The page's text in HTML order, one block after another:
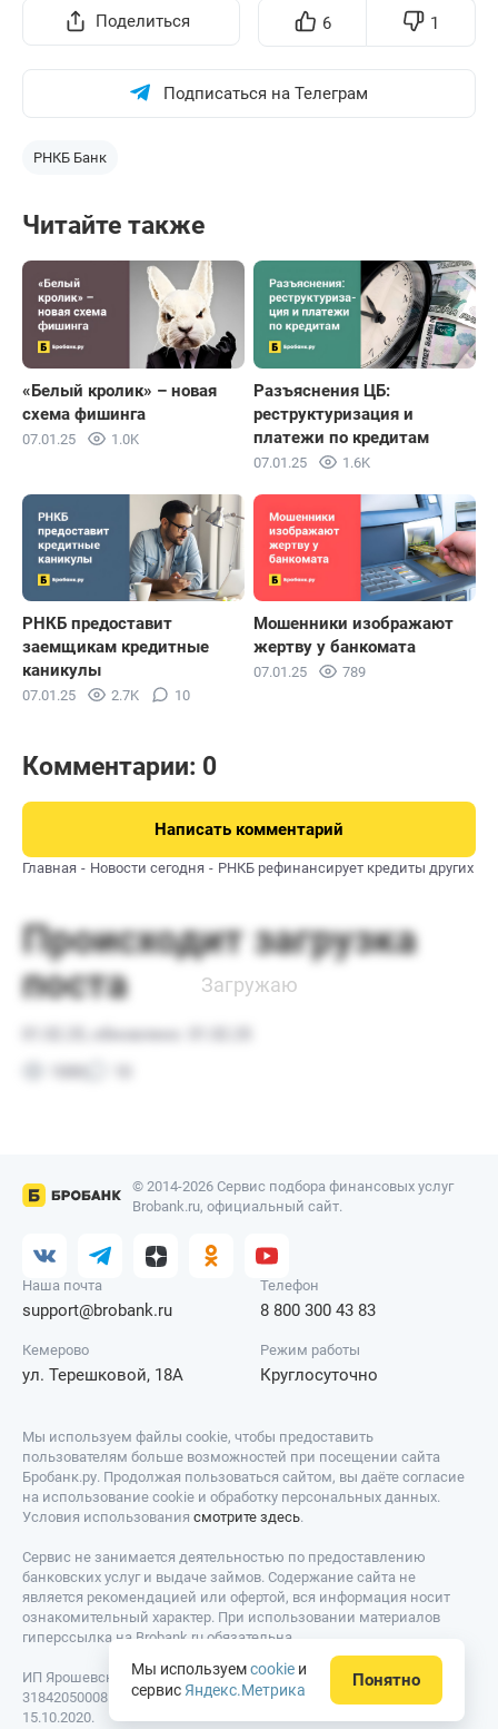
Поделиться 6 1
Подписаться на Телеграм
РНКБ Банк
Читайте также
«Белый кролик» – новая
схема фишинга
07.01.25 1.0K
Разъяснения ЦБ:
реструктуризация и
платежи по кредитам
07.01.25 1.6K
РНКБ предоставит
заемщикам кредитные
каникулы
07.01.25 2.7K 10
Мошенники изображают
жертву у банкомата
07.01.25 789
Комментарии: 0
Написать комментарий
Главная Новости сегодня РНКБ рефинансирует кредиты других
© 2014-2026 Сервис подбора финансовых услуг
Brobank.ru, официальный сайт.
Наша почта
support@brobank.ru
Телефон
8 800 300 43 83
Кемерово
ул. Терешковой, 18А
Режим работы
Круглосуточно
Мы используем файлы cookie, чтобы предоставить
пользователям больше возможностей при посещении сайта
Бробанк.ру. Продолжая пользоваться сайтом, вы даёте согласие
на использование cookie и обработку персональных данных.
Условия использования смотрите здесь.
Сервис не занимается деятельностью по предоставлению
банковских услуг и выдаче займов. Содержание сайта не
является рекомендацией или офертой, вся информация носит
ознакомительный характер. При использовании материалов
гиперссылка на Brobank.ru обязательна.
ИП Ярошевский Д.И. ИНН: 423082922740. ОГРНИП:
318420500081301. Свидетельство на товарный знак № 779639 от
15.10.2020.
Мы используемcookie и
сервис Яндекс.Метрика Понятно